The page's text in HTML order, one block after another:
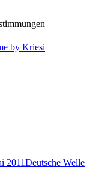
by Kriesi
2011Deutsche Welle